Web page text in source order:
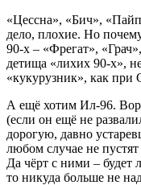
«Цессна», «Бич»,
дело, плохие. Но
90-х – «Фрегат»,
детища «лихих 90-х»,
«кукурузник», как при
А ещё хотим Ил-96.
(если он ещё не
дорогую, давно
любом случае не
Да чёрт с ними – будет
то никуда больше не